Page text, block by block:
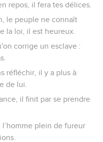
repos, il fera tes délices.
le peuple ne connaît
la loi, il est heureux.
corrige un esclave :
réfléchir, il y a plus à
de lui.
il finit par se prendre
plein de fureur